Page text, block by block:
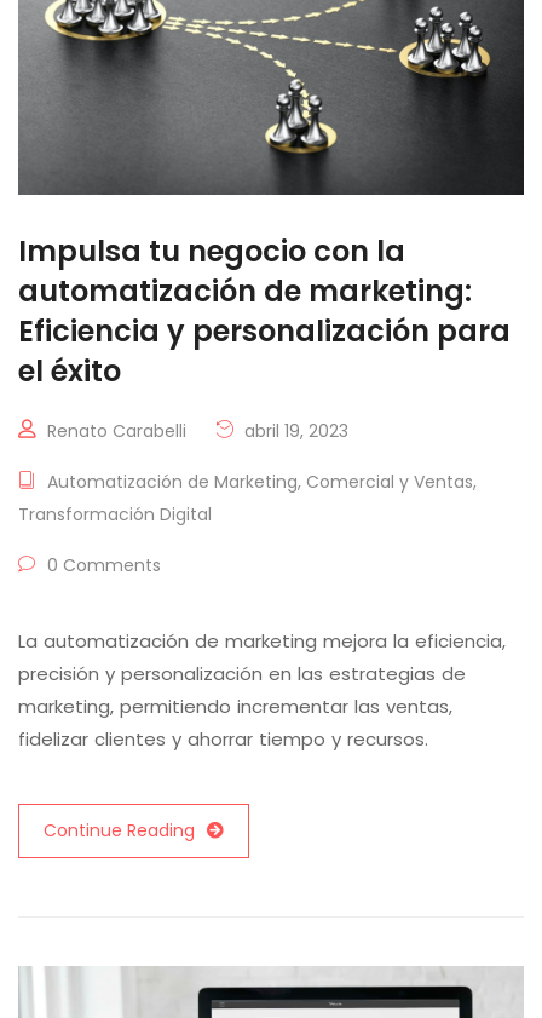
Impulsa tu negocio con la
automatización de marketing:
Eficiencia y personalización para
el éxito
Renato Carabelli abril 19, 2023
Automatización de Marketing, Comercial y Ventas,
Transformación Digital
0 Comments
La automatización de marketing mejora la eficiencia,
precisión y personalización en las estrategias de
marketing, permitiendo incrementar las ventas,
fidelizar clientes y ahorrar tiempo y recursos.
Continue Reading